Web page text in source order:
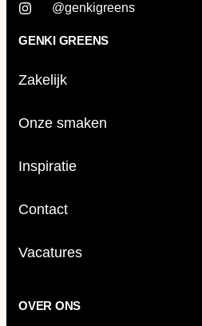
@genkigreens
GENKI GREENS
Zakelijk
Onze smaken
Inspiratie
Contact
Vacatures
OVER ONS